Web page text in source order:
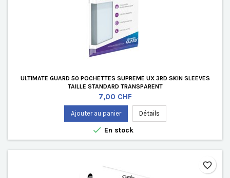
ULTIMATE GUARD 50 POCHETTES SUPREME UX 3RD SKIN SLEEVES
TAILLE STANDARD TRANSPARENT
Prix
7,00 CHF
Ajouter au panier Détails
 En stock
favorite_border